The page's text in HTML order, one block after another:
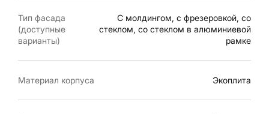
Тип фасада
(доступные
варианты)
С молдингом, с фрезеровкой, со
стеклом, со стеклом в алюминиевой
рамке
Материал корпуса Экоплита